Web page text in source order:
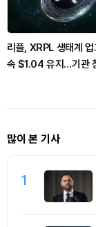
리플, XRPL 생태계
속 $1.04 유지…기관
많이 본 기사
1